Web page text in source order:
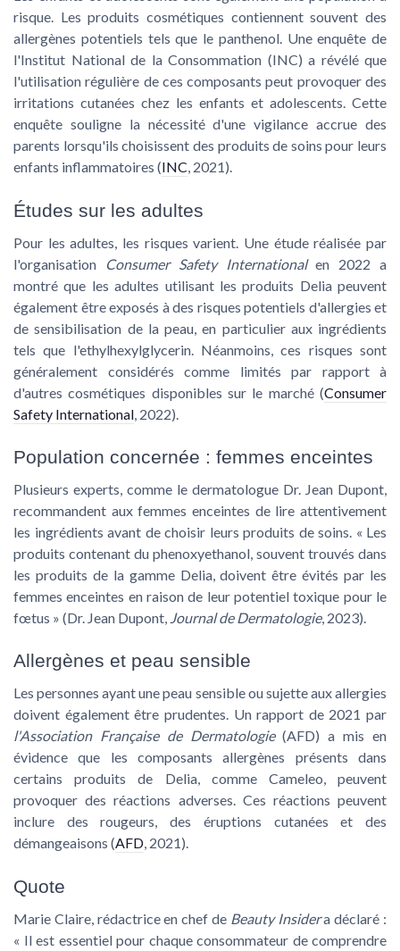
risque. Les produits cosmétiques contiennent souvent des
allergènes potentiels tels que le panthenol. Une enquête de
l'Institut National de la Consommation (INC) a révélé que
l'utilisation régulière de ces composants peut provoquer des
irritations cutanées chez les enfants et adolescents. Cette
enquête souligne la nécessité d'une vigilance accrue des
parents lorsqu'ils choisissent des produits de soins pour leurs
enfants inflammatoires (INC, 2021).
Études sur les adultes
Pour les adultes, les risques varient. Une étude réalisée par
l'organisation
Consumer Safety Internationalen 2022 a
montré que les adultes utilisant les produits Delia peuvent
également être exposés à des risques potentiels d'allergies et
de sensibilisation de la peau, en particulier aux ingrédients
tels que l'ethylhexylglycerin. Néanmoins, ces risques sont
généralement considérés comme limités par rapport à
d'autres cosmétiques disponibles sur le marché (Consumer
Safety International , 2022).
Population concernée : femmes enceintes
Plusieurs experts, comme le dermatologue Dr. Jean Dupont,
recommandent aux femmes enceintes de lire attentivement
les ingrédients avant de choisir leurs produits de soins. « Les
produits contenant du phenoxyethanol, souvent trouvés dans
les produits de la gamme Delia, doivent être évités par les
femmes enceintes en raison de leur potentiel toxique pour le
fœtus » (Dr. Jean Dupont, Journal de Dermatologie, 2023).
Allergènes et peau sensible
Les personnes ayant une peau sensible ou sujette aux allergies
doivent également être prudentes. Un rapport de 2021 par
l'Association Française de Dermatologie(AFD) a mis en
évidence que les composants allergènes présents dans
certains produits de Delia, comme Cameleo, peuvent
provoquer des réactions adverses. Ces réactions peuvent
inclure des rougeurs, des éruptions cutanées et des
démangeaisons (AFD, 2021).
Quote
Marie Claire, rédactrice en chef de Beauty Insidera déclaré :
« Il est essentiel pour chaque consommateur de comprendre